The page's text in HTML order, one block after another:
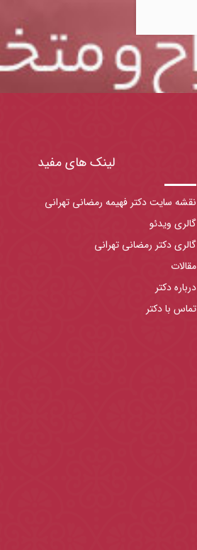
لینک های مفید
نقشه سایت دکتر فهیمه رمضانی تهرانی
گالری ویدئو
گالری دکتر رمضانی تهرانی
مقالات
درباره دکتر
تماس با دکتر